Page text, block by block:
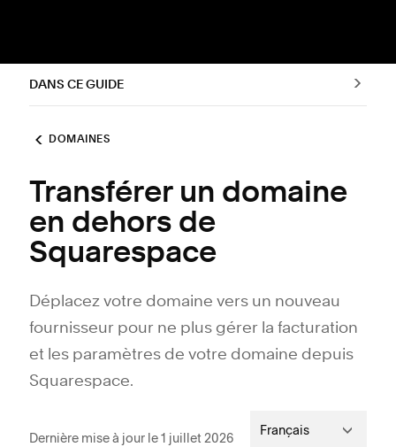
DANS CE GUIDE
DOMAINES
Transférer un domaine
en dehors de
Squarespace
Déplacez votre domaine vers un nouveau
fournisseur pour ne plus gérer la facturation
et les paramètres de votre domaine depuis
Squarespace.
Dernière mise à jour le 1 juillet 2026 Français